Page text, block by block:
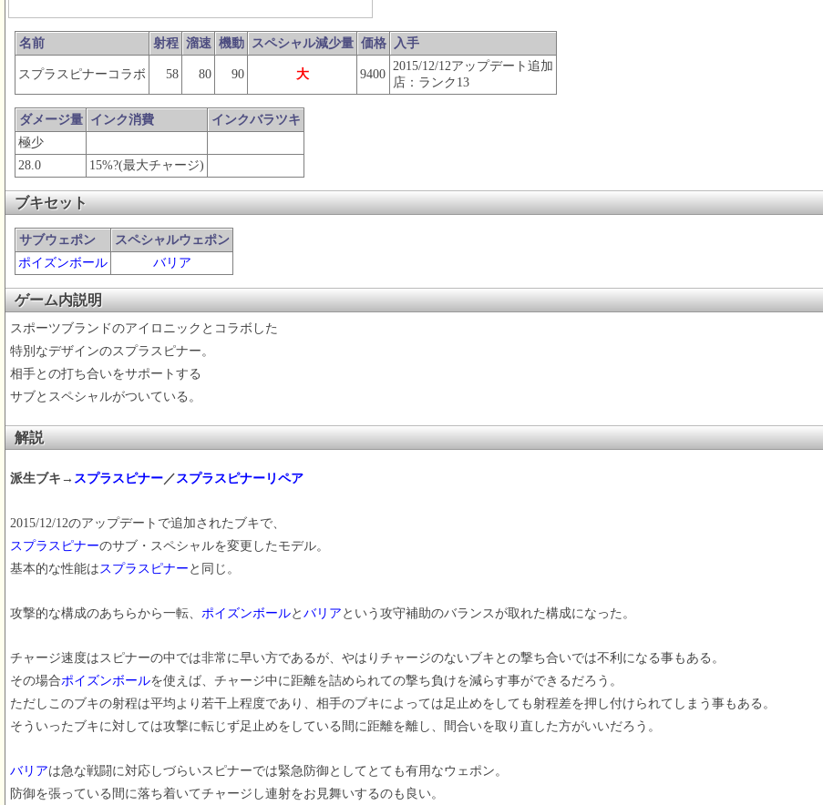
名前 射程 溜速 機動 スペシャル減少量 価格 入手
スプラスピナーコラボ 58 80 90 大 9400
2015/12/12アップデート追加
店：ランク13
ダメージ量 インク消費
インクバラツキ
極少
28.0
15%?(最大チャージ)
ブキセット
サブウェポン
スペシャルウェポン
ポイズンボール
バリア
ゲーム内説明
スポーツブランドのアイロニックとコラボした
特別なデザインのスプラスピナー。
相手との打ち合いをサポートする
サブとスペシャルがついている。
解説
派生ブキ→ スプラスピナー／スプラスピナーリペア
2015/12/12のアップデートで追加されたブキで、
スプラスピナーのサブ・スペシャルを変更したモデル。
基本的な性能はスプラスピナー と同じ。
攻撃的な構成のあちらから一転、 ポイズンボールと バリア という攻守補助のバランスが取れた構成になった。
チャージ速度はスピナーの中では非常に早い方であるが、やはりチャージのないブキとの撃ち合いでは不利になる事もある。
その場合ポイズンボールを使えば、チャージ中に距離を詰められての撃ち負けを減らす事ができるだろう。
ただしこのブキの射程は平均より若干上程度であり、相手のブキによっては足止めをしても射程差を押し付けられてしまう事もある。
そういったブキに対しては攻撃に転じず足止めをしている間に距離を離し、間合いを取り直した方がいいだろう。
バリアは急な戦闘に対応しづらいスピナーでは緊急防御としてとても有用なウェポン。
防御を張っている間に落ち着いてチャージし連射をお見舞いするのも良い。